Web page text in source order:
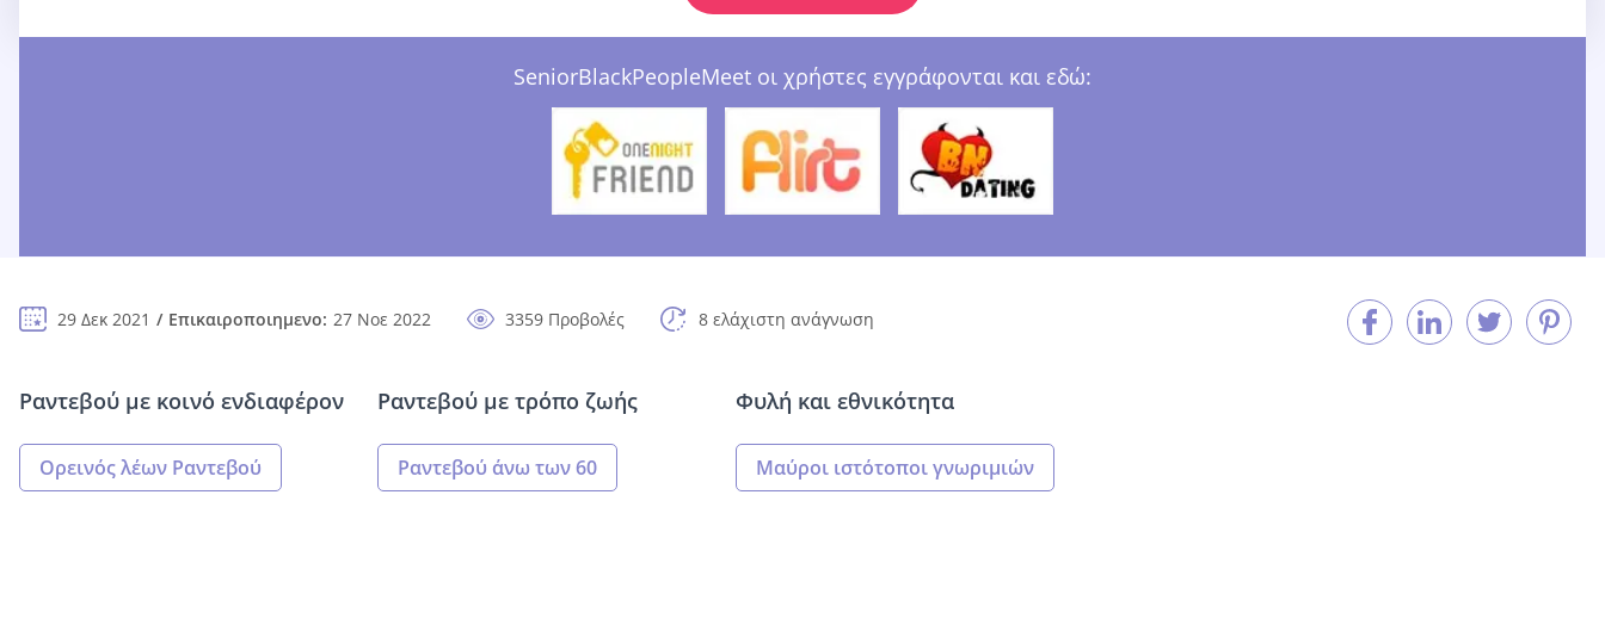
SeniorBlackPeopleMeet οι χρήστες εγγράφονται και εδώ:
29 Δεκ 2021 Επικαιροποιημενο: 27 Νοε 2022 3359 Προβολές 8 ελάχιστη ανάγνωση
Ραντεβού με κοινό ενδιαφέρον
Ορεινός λέων Ραντεβού
Ραντεβού με τρόπο ζωής
Ραντεβού άνω των 60
Φυλή και εθνικότητα
Μαύροι ιστότοποι γνωριμιών